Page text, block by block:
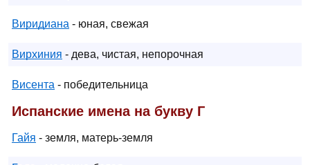
Виридиана - юная, свежая
Вирхиния - дева, чистая, непорочная
Висента - победительница
Испанские имена на букву Г
Гайя - земля, матерь-земля